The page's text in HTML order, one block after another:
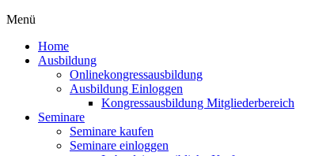
Menü
Home
Ausbildung
Onlinekongressausbildung
Ausbildung Einloggen
Kongressausbildung Mitgliederbereich
Seminare
Seminare kaufen
Seminare einloggen